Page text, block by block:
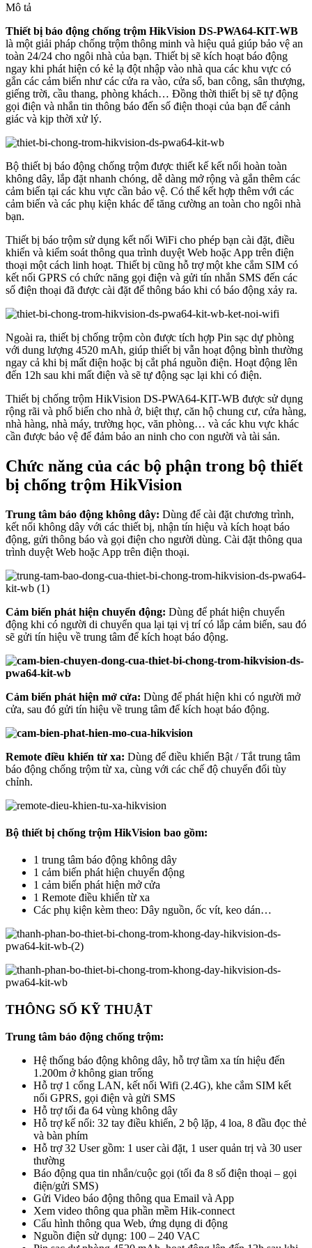
KIT-
số
lượng
Mô tả
Thiết bị báo động chống trộm HikVision DS-PWA64-KIT-WB
là một giải pháp chống trộm thông minh và hiệu quả giúp bảo vệ an
toàn 24/24 cho ngôi nhà của bạn. Thiết bị sẽ kích hoạt báo động
ngay khi phát hiện có kẻ lạ đột nhập vào nhà qua các khu vực có
gắn các cảm biến như các cửa ra vào, cửa sổ, ban công, sân thượng,
giếng trời, cầu thang, phòng khách… Đồng thời thiết bị sẽ tự động
gọi điện và nhắn tin thông báo đến số điện thoại của bạn để cảnh
giác và kịp thời xử lý.
Bộ thiết bị báo động chống trộm được thiết kế kết nối hoàn toàn
không dây, lắp đặt nhanh chóng, dễ dàng mở rộng và gắn thêm các
cảm biến tại các khu vực cần bảo vệ. Có thể kết hợp thêm với các
cảm biến và các phụ kiện khác để tăng cường an toàn cho ngôi nhà
bạn.
Thiết bị báo trộm sử dụng kết nối WiFi cho phép bạn cài đặt, điều
khiển và kiểm soát thông qua trình duyệt Web hoặc App trên điện
thoại một cách linh hoạt. Thiết bị cũng hỗ trợ một khe cắm SIM có
kết nối GPRS có chức năng gọi điện và gửi tín nhắn SMS đến các
số điện thoại đã được cài đặt để thông báo khi có báo động xảy ra.
Ngoài ra, thiết bị chống trộm còn được tích hợp Pin sạc dự phòng
với dung lượng 4520 mAh, giúp thiết bị vẫn hoạt động bình thường
ngay cả khi bị mất điện hoặc bị cắt phá nguồn điện. Hoạt động lên
đến 12h sau khi mất điện và sẽ tự động sạc lại khi có điện.
Thiết bị chống trộm HikVision DS-PWA64-KIT-WB được sử dụng
rộng rãi và phổ biến cho nhà ở, biệt thự, căn hộ chung cư, cửa hàng,
nhà hàng, nhà máy, trường học, văn phòng… và các khu vực khác
cần được bảo vệ để đảm bảo an ninh cho con người và tài sản.
Chức năng của các bộ phận trong bộ thiết
bị chống trộm HikVision
Trung tâm báo động không dây: Dùng để cài đặt chương trình,
kết nối không dây với các thiết bị, nhận tín hiệu và kích hoạt báo
động, gửi thông báo và gọi điện cho người dùng. Cài đặt thông qua
trình duyệt Web hoặc App trên điện thoại.
Cảm biến phát hiện chuyển động: Dùng để phát hiện chuyển
động khi có người di chuyển qua lại tại vị trí có lắp cảm biến, sau đó
sẽ gửi tín hiệu về trung tâm để kích hoạt báo động.
Cảm biến phát hiện mở cửa: Dùng để phát hiện khi có người mở
cửa, sau đó gửi tín hiệu về trung tâm để kích hoạt báo động.
Remote điều khiển từ xa: Dùng để điều khiển Bật / Tắt trung tâm
báo động chống trộm từ xa, cùng với các chế độ chuyển đổi tùy
chỉnh.
Bộ thiết bị chống trộm HikVision bao gồm:
1 trung tâm báo động không dây
1 cảm biến phát hiện chuyển động
1 cảm biến phát hiện mở cửa
1 Remote điều khiển từ xa
Các phụ kiện kèm theo: Dây nguồn, ốc vít, keo dán…
THÔNG SỐ KỸ THUẬT
Trung tâm báo động chống trộm:
Hệ thống báo động không dây, hỗ trợ tầm xa tín hiệu đến
1.200m ở không gian trống
Hỗ trợ 1 cổng LAN, kết nối Wifi (2.4G), khe cắm SIM kết
nối GPRS, gọi điện và gửi SMS
Hỗ trợ tối đa 64 vùng không dây
Hỗ trợ kế nối: 32 tay điều khiển, 2 bộ lặp, 4 loa, 8 đầu đọc thẻ
và bàn phím
Hỗ trợ 32 User gồm: 1 user cài đặt, 1 user quản trị và 30 user
thường
Báo động qua tin nhắn/cuộc gọi (tối đa 8 số điện thoại – gọi
điện/gửi SMS)
Gửi Video báo động thông qua Email và App
Xem video thông qua phần mềm Hik-connect
Cấu hình thông qua Web, ứng dụng di động
Nguồn điện sử dụng: 100 – 240 VAC